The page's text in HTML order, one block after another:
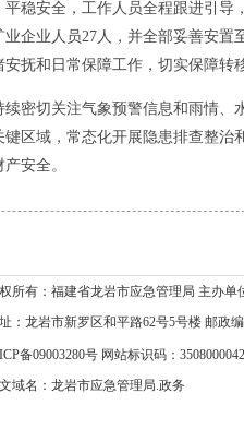
稳安全，工作人员全程跟进引
企业人员27人，并全部妥善安
抚和日常保障工作，切实保障
切关注气象预警信息和雨情、
区域，常态化开展隐患排查整
安全。